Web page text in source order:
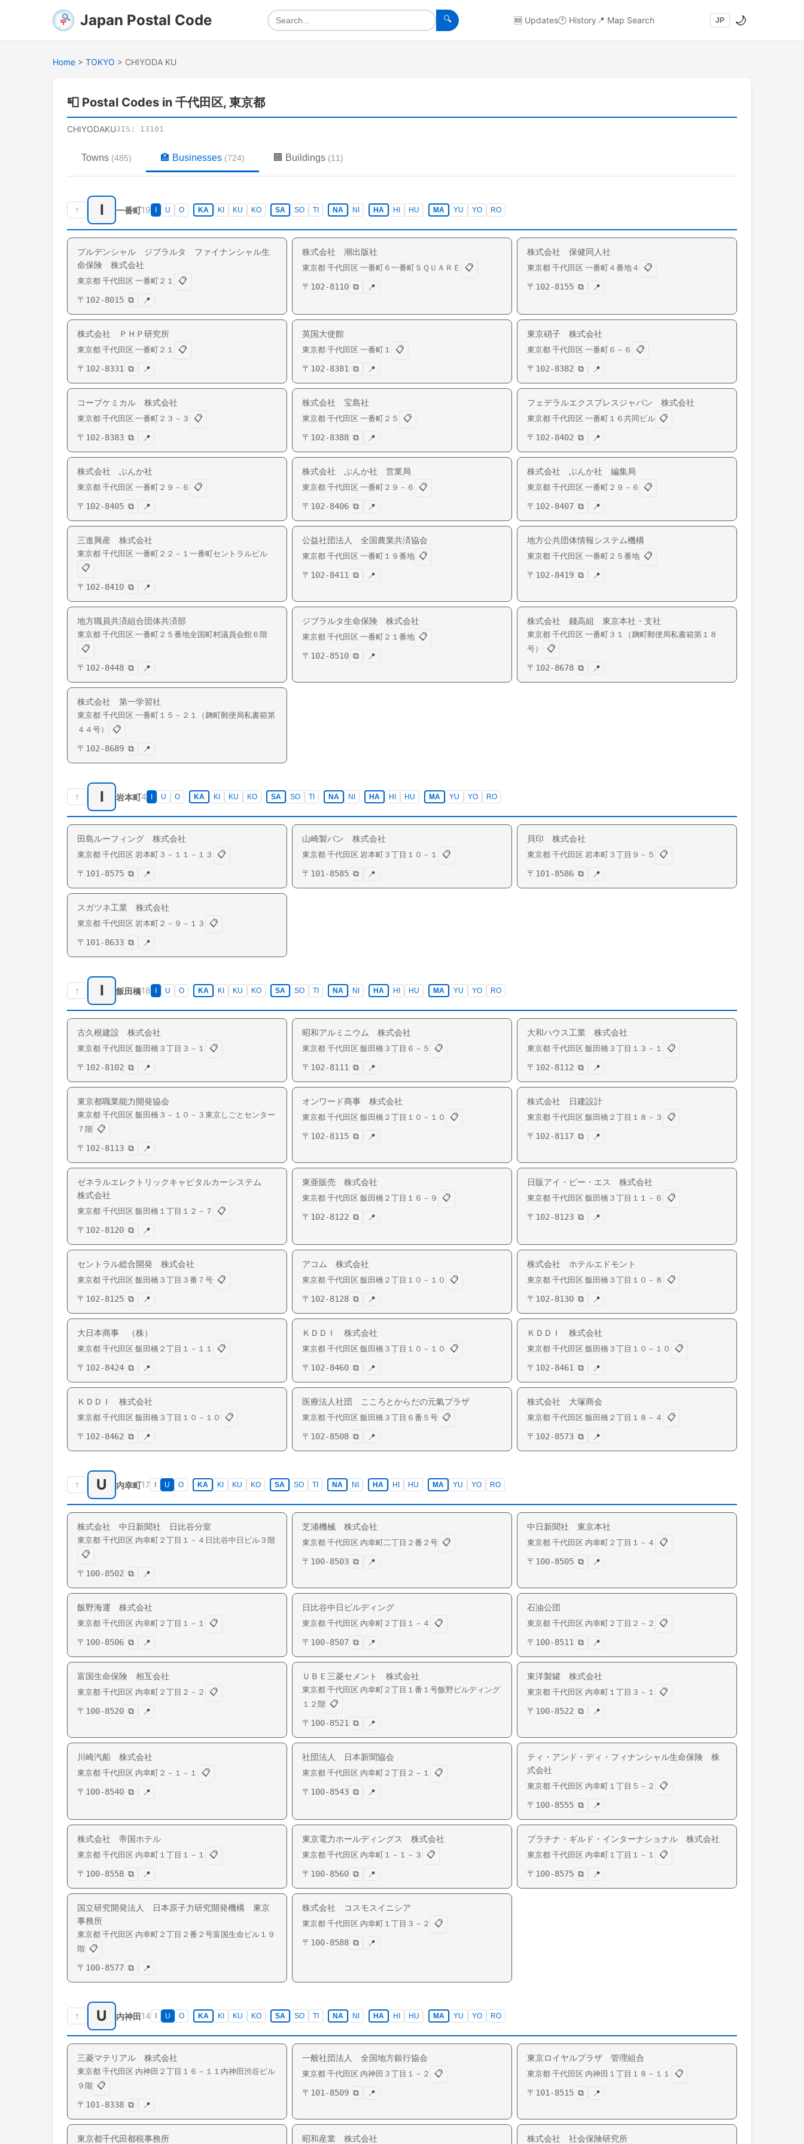
Japan Postal Code 🔍 🆕 Updates🕐 History 📍 Map Search JP 🌙
Home > TOKYO > CHIYODA KU
📮 Postal Codes in 千代田区, 東京都
CHIYODAKUJIS: 13101
Towns (485) 🏣 Businesses (724) 🏢 Buildings (11)
↑ I 一番町19 U O KA KI KU KO SA SO TI NA NI HA HI HU MA YU YO RO
プルデンシャル ジブラルタ ファイナンシャル生
命保険 株式会社
東京都 千代田区 一番町 ２１
📋
〒 102-8015 ⧉ 📍
株式会社 潮出版社
東京都 千代田区 一番町 ６一番町ＳＱＵＡＲＥ
📋
〒 102-8110 ⧉ 📍
株式会社 保健同人社
東京都 千代田区 一番町 ４番地４
📋
〒 102-8155 ⧉ 📍
株式会社 ＰＨＰ研究所
東京都 千代田区 一番町 ２１
📋
〒 102-8331 ⧉ 📍
英国大使館
東京都 千代田区 一番町 １
📋
〒 102-8381 ⧉ 📍
東京硝子 株式会社
東京都 千代田区 一番町 ６－６
📋
〒 102-8382 ⧉ 📍
コープケミカル 株式会社
東京都 千代田区 一番町 ２３－３
📋
〒 102-8383 ⧉ 📍
株式会社 宝島社
東京都 千代田区 一番町 ２５
📋
〒 102-8388 ⧉ 📍
フェデラルエクスプレスジャパン 株式会社
東京都 千代田区 一番町 １６共同ビル 📋
〒 102-8402 ⧉ 📍
株式会社 ぶんか社
東京都 千代田区 一番町 ２９－６
📋
〒 102-8405 ⧉ 📍
株式会社 ぶんか社 営業局
東京都 千代田区 一番町 ２９－６
📋
〒 102-8406 ⧉ 📍
株式会社 ぶんか社 編集局
東京都 千代田区 一番町 ２９－６
📋
〒 102-8407 ⧉ 📍
三進興産 株式会社
東京都 千代田区 一番町 ２２－１一番町セントラルビル
📋
〒 102-8410 ⧉ 📍
公益社団法人 全国農業共済協会
東京都 千代田区 一番町 １９番地 📋
〒 102-8411 ⧉ 📍
地方公共団体情報システム機構
東京都 千代田区 一番町 ２５番地 📋
〒 102-8419 ⧉ 📍
地方職員共済組合団体共済部
東京都 千代田区 一番町 ２５番地全国町村議員会館６階
📋
〒 102-8448 ⧉ 📍
ジブラルタ生命保険 株式会社
東京都 千代田区 一番町 ２１番地 📋
〒 102-8510 ⧉ 📍
株式会社 錢高組 東京本社・支社
東京都 千代田区 一番町 ３１（麹町郵便局私書箱第１８
号）
📋
〒 102-8678 ⧉ 📍
株式会社 第一学習社
東京都 千代田区 一番町 １５－２１（麹町郵便局私書箱第
４４号）
📋
〒 102-8689 ⧉ 📍
↑ I 岩本町4 U O KA KI KU KO SA SO TI NA NI HA HI HU MA YU YO RO
田島ルーフィング 株式会社
東京都 千代田区 岩本町 ３－１１－１３
📋
〒 101-8575 ⧉ 📍
山崎製パン 株式会社
東京都 千代田区 岩本町 ３丁目１０－１
📋
〒 101-8585 ⧉ 📍
貝印 株式会社
東京都 千代田区 岩本町 ３丁目９－５
📋
〒 101-8586 ⧉ 📍
スガツネ工業 株式会社
東京都 千代田区 岩本町 ２－９－１３
📋
〒 101-8633 ⧉ 📍
↑ I 飯田橋18 U O KA KI KU KO SA SO TI NA NI HA HI HU MA YU YO RO
古久根建設 株式会社
東京都 千代田区 飯田橋 ３丁目３－１
📋
〒 102-8102 ⧉ 📍
昭和アルミニウム 株式会社
東京都 千代田区 飯田橋 ３丁目６－５
📋
〒 102-8111 ⧉ 📍
大和ハウス工業 株式会社
東京都 千代田区 飯田橋 ３丁目１３－１
📋
〒 102-8112 ⧉ 📍
東京都職業能力開発協会
東京都 千代田区 飯田橋 ３－１０－３東京しごとセンター
７階 📋
〒 102-8113 ⧉ 📍
オンワード商事 株式会社
東京都 千代田区 飯田橋 ２丁目１０－１０
📋
〒 102-8115 ⧉ 📍
株式会社 日建設計
東京都 千代田区 飯田橋 ２丁目１８－３
📋
〒 102-8117 ⧉ 📍
ゼネラルエレクトリックキャピタルカーシステム
株式会社
東京都 千代田区 飯田橋 １丁目１２－７
📋
〒 102-8120 ⧉ 📍
東亜販売 株式会社
東京都 千代田区 飯田橋 ２丁目１６－９
📋
〒 102-8122 ⧉ 📍
日販アイ・ピー・エス 株式会社
東京都 千代田区 飯田橋 ３丁目１１－６
📋
〒 102-8123 ⧉ 📍
セントラル総合開発 株式会社
東京都 千代田区 飯田橋 ３丁目３番７号 📋
〒 102-8125 ⧉ 📍
アコム 株式会社
東京都 千代田区 飯田橋 ２丁目１０－１０
📋
〒 102-8128 ⧉ 📍
株式会社 ホテルエドモント
東京都 千代田区 飯田橋 ３丁目１０－８
📋
〒 102-8130 ⧉ 📍
大日本商事 （株）
東京都 千代田区 飯田橋 ２丁目１－１１
📋
〒 102-8424 ⧉ 📍
ＫＤＤＩ 株式会社
東京都 千代田区 飯田橋 ３丁目１０－１０
📋
〒 102-8460 ⧉ 📍
ＫＤＤＩ 株式会社
東京都 千代田区 飯田橋 ３丁目１０－１０
📋
〒 102-8461 ⧉ 📍
ＫＤＤＩ 株式会社
東京都 千代田区 飯田橋 ３丁目１０－１０
📋
〒 102-8462 ⧉ 📍
医療法人社団 こころとからだの元氣プラザ
東京都 千代田区 飯田橋 ３丁目６番５号 📋
〒 102-8508 ⧉ 📍
株式会社 大塚商会
東京都 千代田区 飯田橋 ２丁目１８－４
📋
〒 102-8573 ⧉ 📍
↑ U 内幸町17 U O KA KI KU KO SA SO TI NA NI HA HI HU MA YU YO RO
株式会社 中日新聞社 日比谷分室
東京都 千代田区 内幸町 ２丁目１－４日比谷中日ビル３階
📋
〒 100-8502 ⧉ 📍
芝浦機械 株式会社
東京都 千代田区 内幸町二丁目２番２号 📋
〒 100-8503 ⧉ 📍
中日新聞社 東京本社
東京都 千代田区 内幸町 ２丁目１－４
📋
〒 100-8505 ⧉ 📍
飯野海運 株式会社
東京都 千代田区 内幸町 ２丁目１－１
📋
〒 100-8506 ⧉ 📍
日比谷中日ビルディング
東京都 千代田区 内幸町 ２丁目１－４
📋
〒 100-8507 ⧉ 📍
石油公団
東京都 千代田区 内幸町 ２丁目２－２
📋
〒 100-8511 ⧉ 📍
富国生命保険 相互会社
東京都 千代田区 内幸町 ２丁目２－２
📋
〒 100-8520 ⧉ 📍
ＵＢＥ三菱セメント 株式会社
東京都 千代田区 内幸町 ２丁目１番１号飯野ビルディング
１２階 📋
〒 100-8521 ⧉ 📍
東洋製罐 株式会社
東京都 千代田区 内幸町 １丁目３－１
📋
〒 100-8522 ⧉ 📍
川崎汽船 株式会社
東京都 千代田区 内幸町 ２－１－１
📋
〒 100-8540 ⧉ 📍
社団法人 日本新聞協会
東京都 千代田区 内幸町 ２丁目２－１
📋
〒 100-8543 ⧉ 📍
ティ・アンド・ディ・フィナンシャル生命保険 株
式会社
東京都 千代田区 内幸町 １丁目５－２
📋
〒 100-8555 ⧉ 📍
株式会社 帝国ホテル
東京都 千代田区 内幸町 １丁目１－１
📋
〒 100-8558 ⧉ 📍
東京電力ホールディングス 株式会社
東京都 千代田区 内幸町 １－１－３
📋
〒 100-8560 ⧉ 📍
プラチナ・ギルド・インターナショナル 株式会社
東京都 千代田区 内幸町 １丁目１－１
📋
〒 100-8575 ⧉ 📍
国立研究開発法人 日本原子力研究開発機構 東京
事務所
東京都 千代田区 内幸町 ２丁目２番２号富国生命ビル１９
階 📋
〒 100-8577 ⧉ 📍
株式会社 コスモスイニシア
東京都 千代田区 内幸町 １丁目３－２
📋
〒 100-8588 ⧉ 📍
↑ U 内神田14 U O KA KI KU KO SA SO TI NA NI HA HI HU MA YU YO RO
三菱マテリアル 株式会社
東京都 千代田区 内神田 ２丁目１６－１１内神田渋谷ビル
９階 📋
〒 101-8338 ⧉ 📍
一般社団法人 全国地方銀行協会
東京都 千代田区 内神田 ３丁目１－２
📋
〒 101-8509 ⧉ 📍
東京ロイヤルプラザ 管理組合
東京都 千代田区 内神田 １丁目１８－１１
📋
〒 101-8515 ⧉ 📍
東京都千代田都税事務所 昭和産業 株式会社 株式会社 社会保険研究所